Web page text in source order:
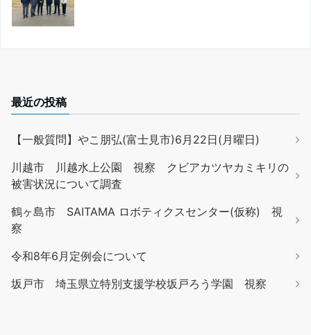
最近の投稿
【一般質問】やこ朋弘(富士見市)6月22日(月曜日)
川越市 川越水上公園 視察 クビアカツヤカミキリの
被害状況について調査
鶴ヶ島市 SAITAMA ロボティクスセンター(仮称) 視
察
令和8年6月定例会について
坂戸市 埼玉県立特別支援学校坂戸ろう学園 視察